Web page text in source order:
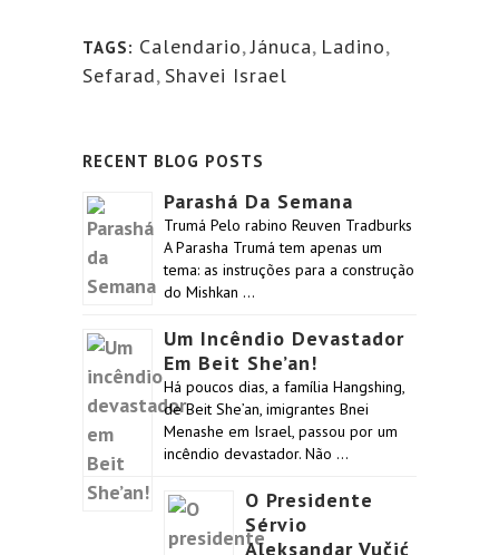
TAGS: Calendario,Jánuca, Ladino,
Sefarad, Shavei Israel
RECENT BLOG POSTS
Parashá Da Semana
Trumá Pelo rabino Reuven Tradburks
A Parasha Trumá tem apenas um
tema: as instruções para a construção
do Mishkan …
Um Incêndio Devastador
Em Beit She’an!
Há poucos dias, a família Hangshing,
de Beit She’an, imigrantes Bnei
Menashe em Israel, passou por um
incêndio devastador. Não …
O Presidente
Sérvio
Aleksandar Vučić